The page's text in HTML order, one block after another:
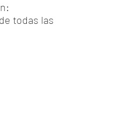
todas las